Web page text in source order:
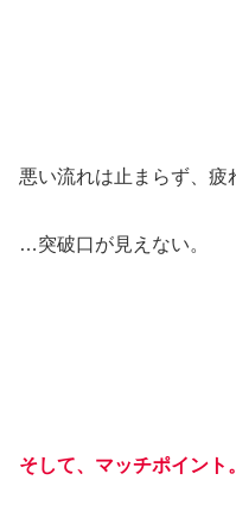
悪い流れは止まらず、疲
…突破口が見えない。
そして、マッチポイント。